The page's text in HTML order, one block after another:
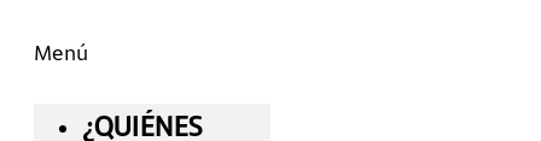
Menú
¿QUIÉNES